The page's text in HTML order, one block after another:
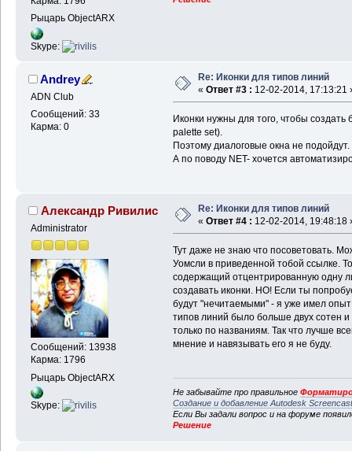
Рыцарь ObjectARX
Skype:
Andrey
ADN Club
Сообщений: 33
Карма: 0
Re: Иконки для типов линий
« Ответ #3 : 12-02-2014, 17:13:21
Иконки нужны для того, чтобы создать
palette set).
Поэтому диалоговые окна не подойдут.
А по поводу NET- хочется
Александр Ривилис
Administrator
Сообщений: 13938
Карма: 1796
Рыцарь ObjectARX
Skype:
Re: Иконки для типов линий
« Ответ #4 : 12-02-2014, 19:48:18
Тут даже не знаю что посоветовать.
Уомсли в приведенной тобой ссылке.
содержащий отцентрированную одну
создавать иконки. НО! Если ты
будут "нечитаемыми" - я уже имел
типов линий было больше двух сотен
только по названиям. Так что лучше
мнение и навязывать его я не буду.
Не забывайте про правильное
Создание и добавление Autodesk
Если Вы задали вопрос и на форуме
Решение